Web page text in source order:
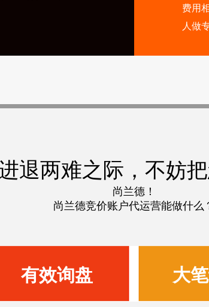
费用
人做
退两难之际，不妨
尚兰德！
尚兰德竞价账户代运营能做什么
有效询盘 大